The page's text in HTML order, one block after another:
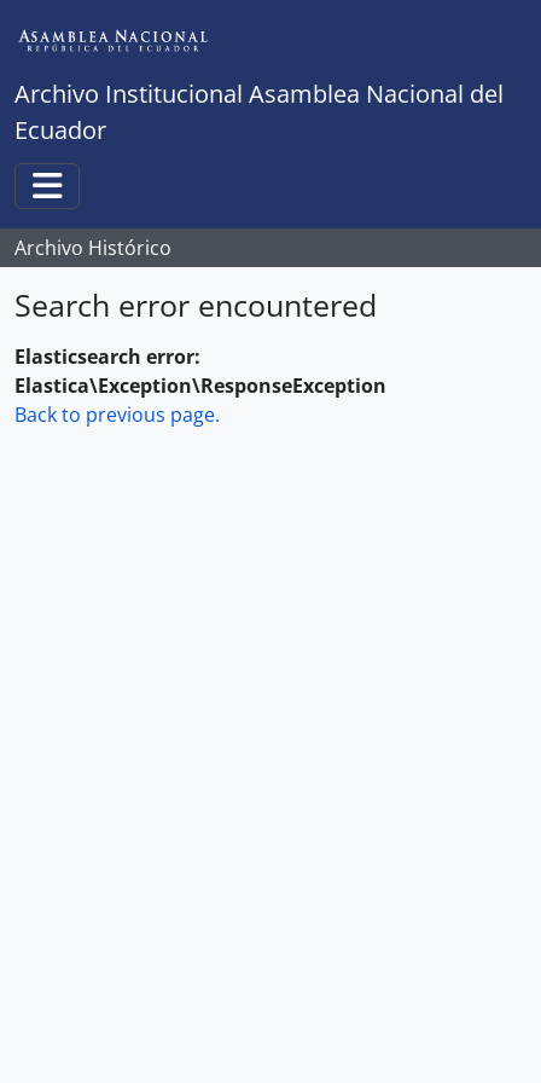
Archivo Institucional Asamblea Nacional del
Ecuador
Toggle navigation
Archivo Histórico
Search error encountered
Elasticsearch error:
Elastica\Exception\ResponseException
Back to previous page.